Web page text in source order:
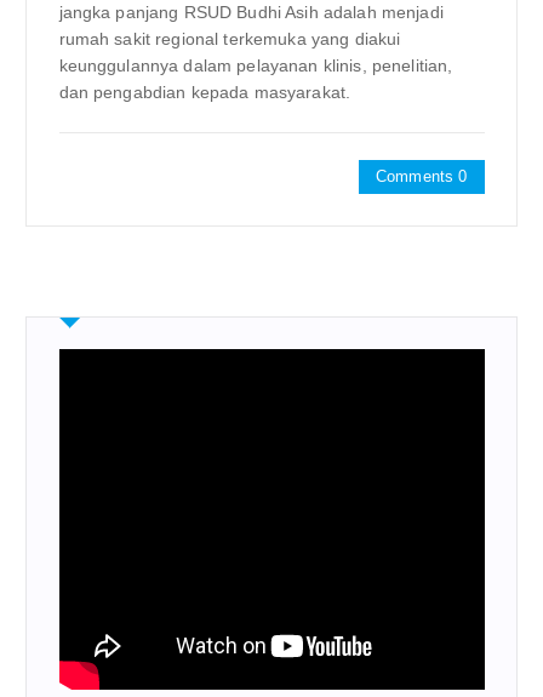
jangka panjang RSUD Budhi Asih adalah menjadi
rumah sakit regional terkemuka yang diakui
keunggulannya dalam pelayanan klinis, penelitian,
dan pengabdian kepada masyarakat.
Comments 0